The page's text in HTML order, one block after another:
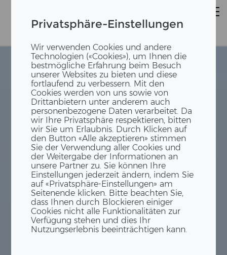
Privatsphäre-Einstellungen
Wir verwenden Cookies und andere
Technologien («Cookies»), um Ihnen die
bestmögliche Erfahrung beim Besuch
unserer Websites zu bieten und diese
fortlaufend zu verbessern. Mit den
Cookies werden von uns sowie von
Drittanbietern unter anderem auch
personenbezogene Daten verarbeitet. Da
wir Ihre Privatsphäre respektieren, bitten
wir Sie um Erlaubnis. Durch Klicken auf
den Button «Alle akzeptieren» stimmen
Sie der Verwendung aller Cookies und
der Weitergabe der Informationen an
unsere Partner zu. Sie können Ihre
Einstellungen jederzeit ändern, indem Sie
auf «Privatsphäre-Einstellungen» am
Seitenende klicken. Bitte beachten Sie,
dass Ihnen durch Blockieren einiger
Cookies nicht alle Funktionalitäten zur
Verfügung stehen und dies Ihr
Nutzungserlebnis beeinträchtigen kann.
JOBS